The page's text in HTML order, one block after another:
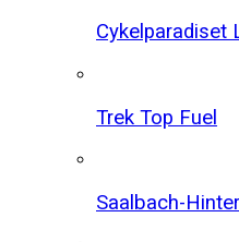
Cykelparadiset
Trek Top Fuel
Saalbach-